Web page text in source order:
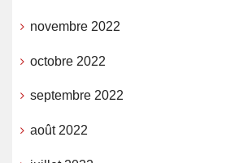
novembre 2022
octobre 2022
septembre 2022
août 2022